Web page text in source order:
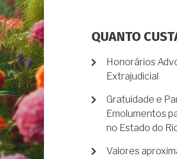
QUANTO
Honorários
Extrajudicial
Gratuidade e
Emolumentos
no Estado do
Valores